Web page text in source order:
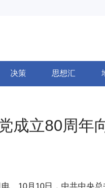
决策 思想汇
成立80周年
10月10日，中共中央总